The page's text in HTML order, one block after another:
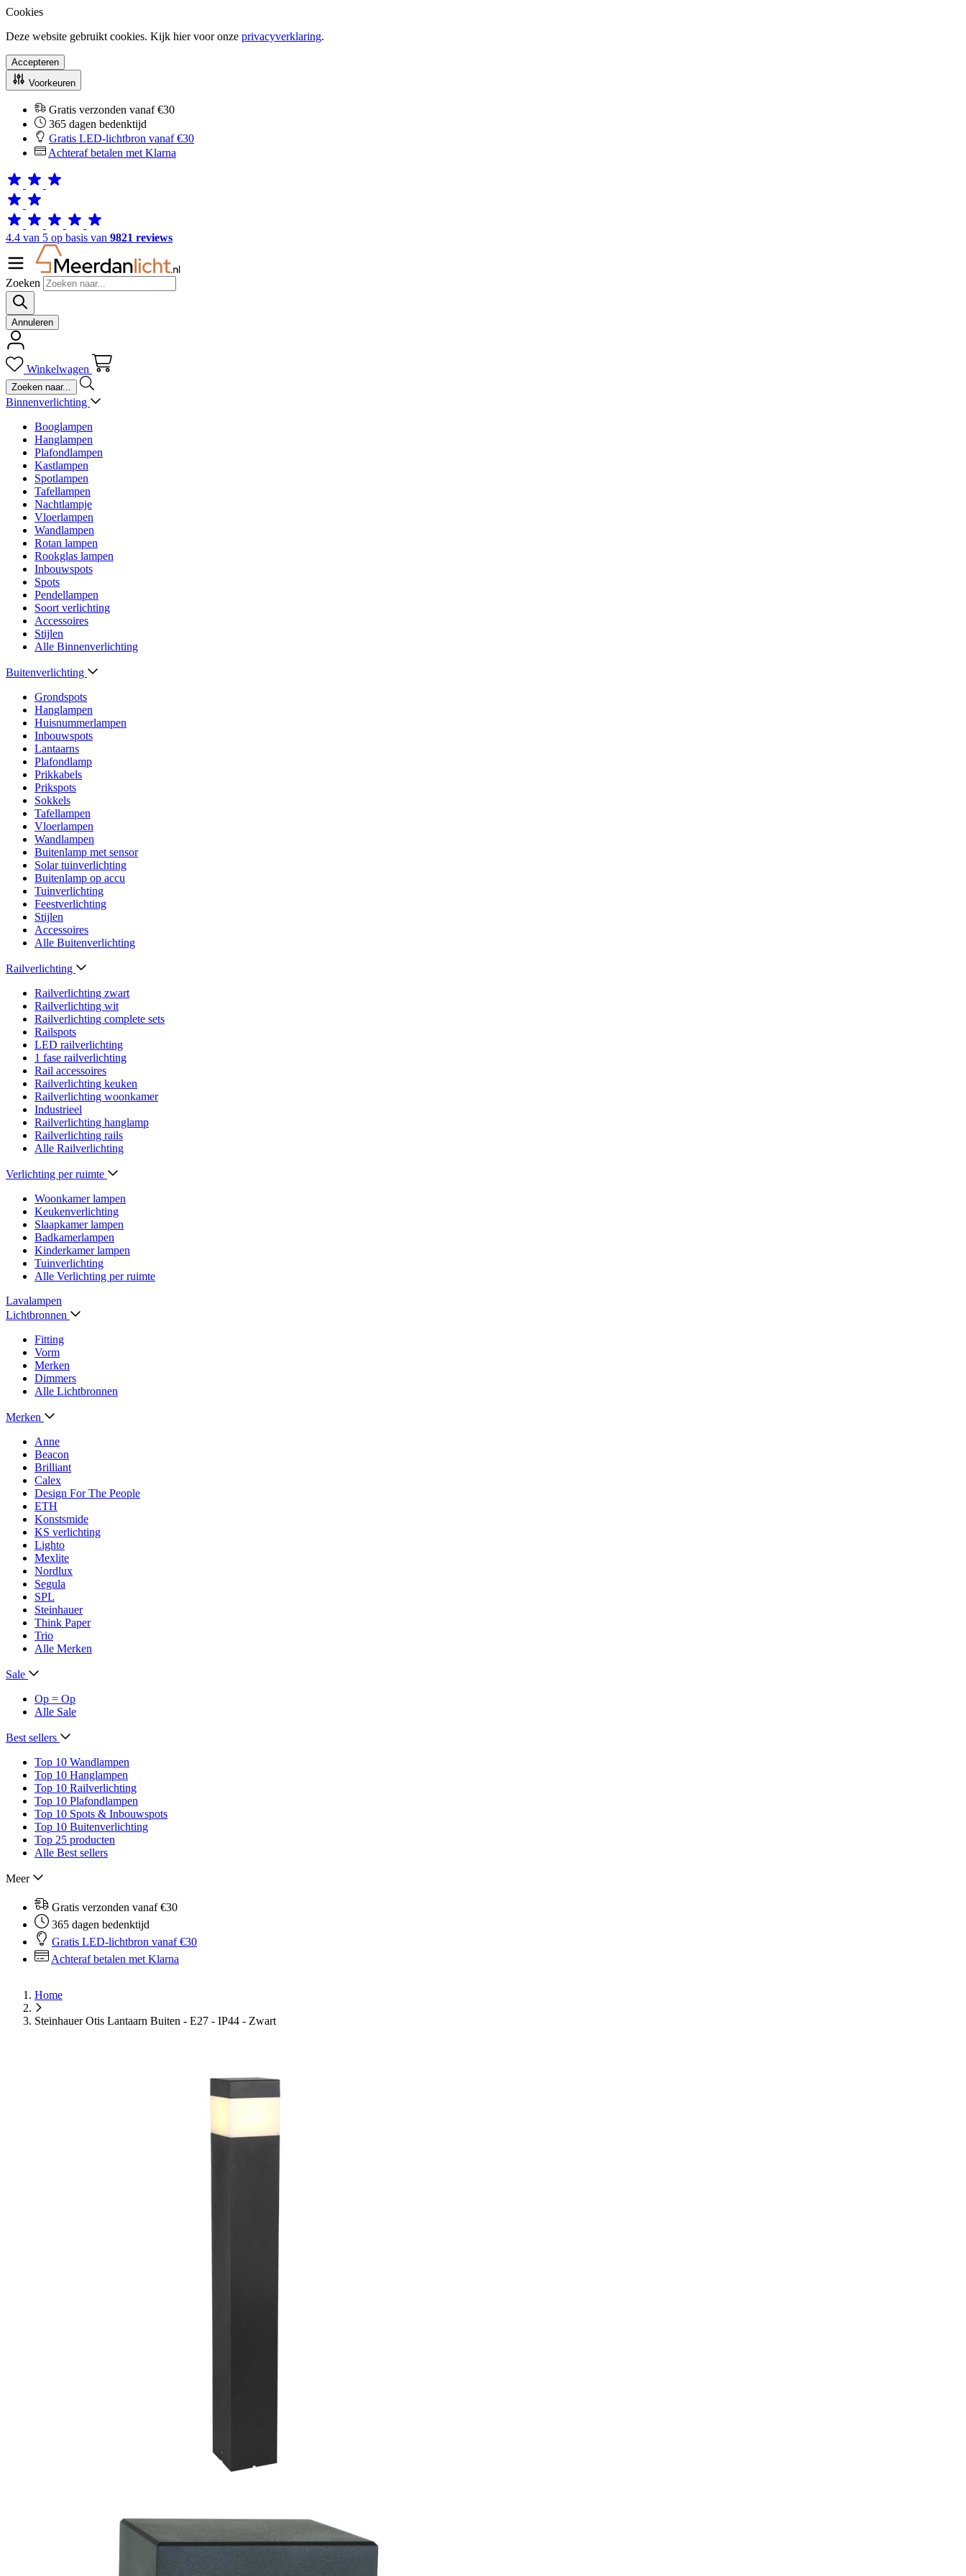
Cookies
Deze website gebruikt cookies. Kijk hier voor onze privacyverklaring.
Accepteren
Voorkeuren
Gratis verzonden vanaf €30
365 dagen bedenktijd
Gratis LED-lichtbron vanaf €30
Achteraf betalen met Klarna
4.4 van 5 op basis van 9821 reviews
Zoeken
Annuleren
Winkelwagen
Binnenverlichting
Booglampen
Hanglampen
Plafondlampen
Kastlampen
Spotlampen
Tafellampen
Nachtlampje
Vloerlampen
Wandlampen
Rotan lampen
Rookglas lampen
Inbouwspots
Spots
Pendellampen
Soort verlichting
Accessoires
Stijlen
Alle Binnenverlichting
Buitenverlichting
Grondspots
Hanglampen
Huisnummerlampen
Inbouwspots
Lantaarns
Plafondlamp
Prikkabels
Prikspots
Sokkels
Tafellampen
Vloerlampen
Wandlampen
Buitenlamp met sensor
Solar tuinverlichting
Buitenlamp op accu
Tuinverlichting
Feestverlichting
Stijlen
Accessoires
Alle Buitenverlichting
Railverlichting
Railverlichting zwart
Railverlichting wit
Railverlichting complete sets
Railspots
LED railverlichting
1 fase railverlichting
Rail accessoires
Railverlichting keuken
Railverlichting woonkamer
Industrieel
Railverlichting hanglamp
Railverlichting rails
Alle Railverlichting
Verlichting per ruimte
Woonkamer lampen
Keukenverlichting
Slaapkamer lampen
Badkamerlampen
Kinderkamer lampen
Tuinverlichting
Alle Verlichting per ruimte
Lavalampen
Lichtbronnen
Fitting
Vorm
Merken
Dimmers
Alle Lichtbronnen
Merken
Anne
Beacon
Brilliant
Calex
Design For The People
ETH
Konstsmide
KS verlichting
Lighto
Mexlite
Nordlux
Segula
SPL
Steinhauer
Think Paper
Trio
Alle Merken
Sale
Op = Op
Alle Sale
Best sellers
Top 10 Wandlampen
Top 10 Hanglampen
Top 10 Railverlichting
Top 10 Plafondlampen
Top 10 Spots & Inbouwspots
Top 10 Buitenverlichting
Top 25 producten
Alle Best sellers
Meer
Gratis verzonden vanaf €30
365 dagen bedenktijd
Gratis LED-lichtbron vanaf €30
Achteraf betalen met Klarna
Home
Steinhauer Otis Lantaarn Buiten - E27 - IP44 - Zwart